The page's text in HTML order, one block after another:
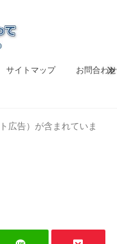
サイトマップ お問合わせ
広告）が含まれていま